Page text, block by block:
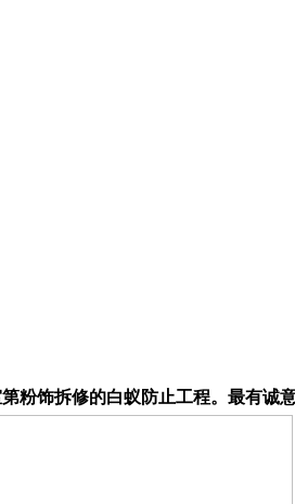
饰拆修的白蚁防止工程。最有诚